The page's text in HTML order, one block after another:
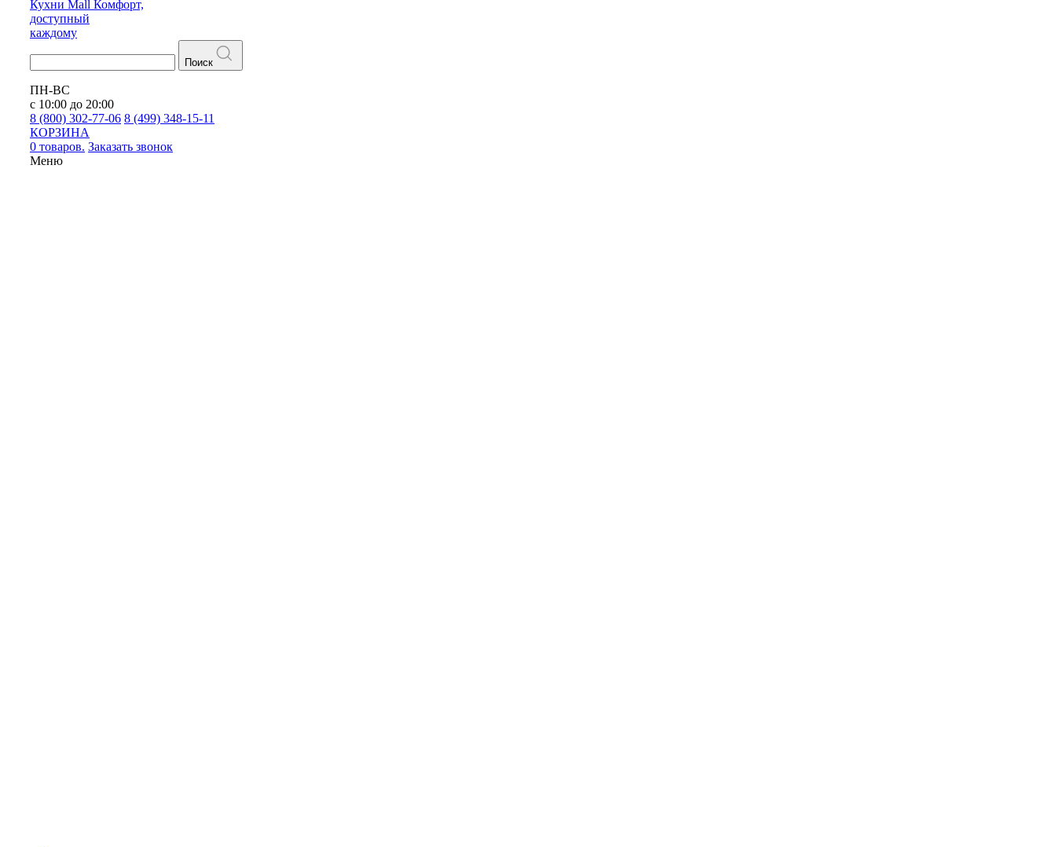
Кухни Mall Комфорт,
доступный
каждому
Поиск
ПН-ВС
с 10:00 до 20:00
8 (800) 302-77-06 8 (499) 348-15-11
КОРЗИНА
0 товаров. Заказать звонок
Меню